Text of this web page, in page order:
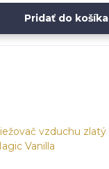
Pridať do košíka